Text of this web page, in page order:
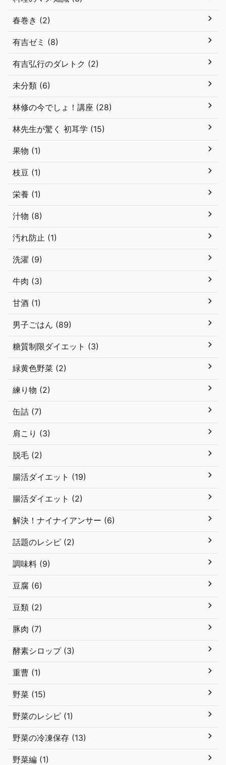
春巻き (2)
有吉ゼミ (8)
有吉弘行のダレトク (2)
未分類 (6)
林修の今でしょ！講座 (28)
林先生が驚く 初耳学 (15)
果物 (1)
枝豆 (1)
栄養 (1)
汁物 (8)
汚れ防止 (1)
洗濯 (9)
牛肉 (3)
甘酒 (1)
男子ごはん (89)
糖質制限ダイエット (3)
緑黄色野菜 (2)
練り物 (2)
缶詰 (7)
肩こり (3)
脱毛 (2)
腸活ダイエット (19)
腸活ダイエット (2)
解決！ナイナイアンサー (6)
話題のレシピ (2)
調味料 (9)
豆腐 (6)
豆類 (2)
豚肉 (7)
酵素シロップ (3)
重曹 (1)
野菜 (15)
野菜のレシピ (1)
野菜の冷凍保存 (13)
野菜編 (1)